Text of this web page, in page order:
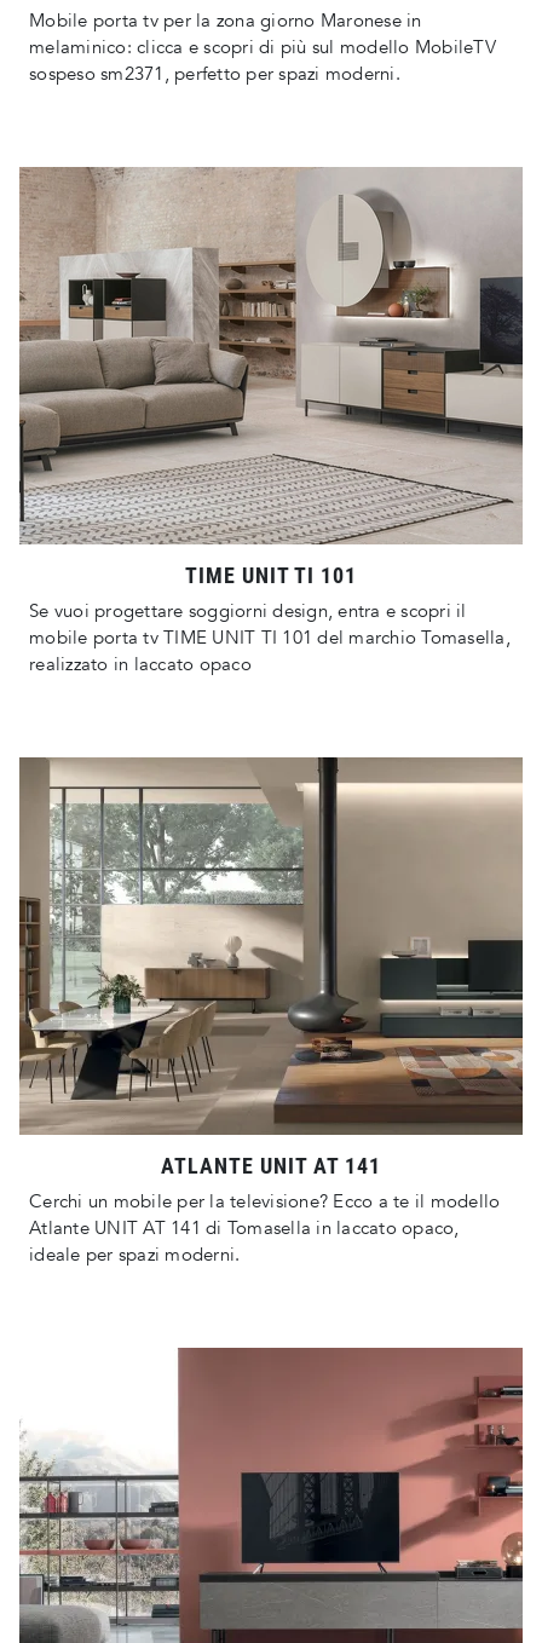
Mobile porta tv per la zona giorno Maronese in
melaminico: clicca e scopri di più sul modello MobileTV
sospeso sm2371, perfetto per spazi moderni.
TIME UNIT TI 101
Se vuoi progettare soggiorni design, entra e scopri il
mobile porta tv TIME UNIT TI 101 del marchio Tomasella,
realizzato in laccato opaco
ATLANTE UNIT AT 141
Cerchi un mobile per la televisione? Ecco a te il modello
Atlante UNIT AT 141 di Tomasella in laccato opaco,
ideale per spazi moderni.